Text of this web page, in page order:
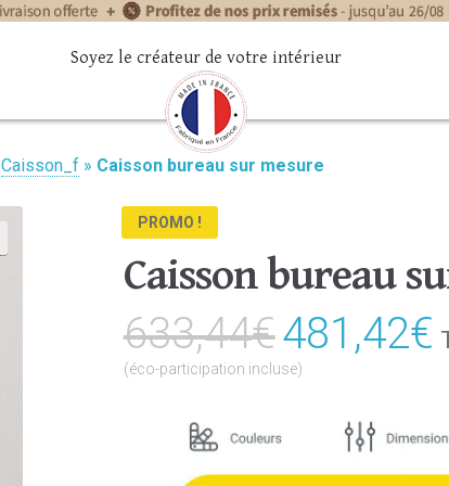
Soyez le créateur de votre intérieur
Caisson_f » Caisson bureau sur mesure
PROMO !
Caisson bureau
633,44€Le
prix
initial
était :
481,42€
(éco-participation incluse)